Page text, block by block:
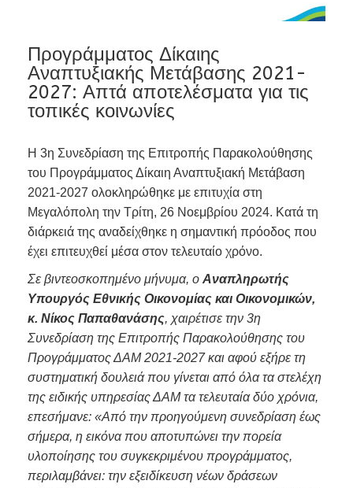
Προγράμματος Δίκαιης
Αναπτυξιακής Μετάβασης 2021-
2027: Απτά αποτελέσματα για τις
τοπικές κοινωνίες
Η 3η Συνεδρίαση της Επιτροπής Παρακολούθησης
του Προγράμματος Δίκαιη Αναπτυξιακή Μετάβαση
2021-2027 ολοκληρώθηκε με επιτυχία στη
Μεγαλόπολη την Τρίτη, 26 Νοεμβρίου 2024. Κατά τη
διάρκειά της αναδείχθηκε η σημαντική πρόοδος που
έχει επιτευχθεί μέσα στον τελευταίο χρόνο.
Σε βιντεοσκοπημένο μήνυμα, ο Αναπληρωτής
Υπουργός Εθνικής Οικονομίας και Οικονομικών,
κ. Νίκος Παπαθανάσης, χαιρέτισε την 3η
Συνεδρίαση της Επιτροπής Παρακολούθησης του
Προγράμματος ΔΑΜ 2021-2027 και αφού εξήρε τη
συστηματική δουλειά που γίνεται από όλα τα στελέχη
της ειδικής υπηρεσίας ΔΑΜ τα τελευταία δύο χρόνια,
επεσήμανε: «Από την προηγούμενη συνεδρίαση έως
σήμερα, η εικόνα που αποτυπώνει την πορεία
υλοποίησης του συγκεκριμένου προγράμματος,
περιλαμβάνει: την εξειδίκευση νέων δράσεων